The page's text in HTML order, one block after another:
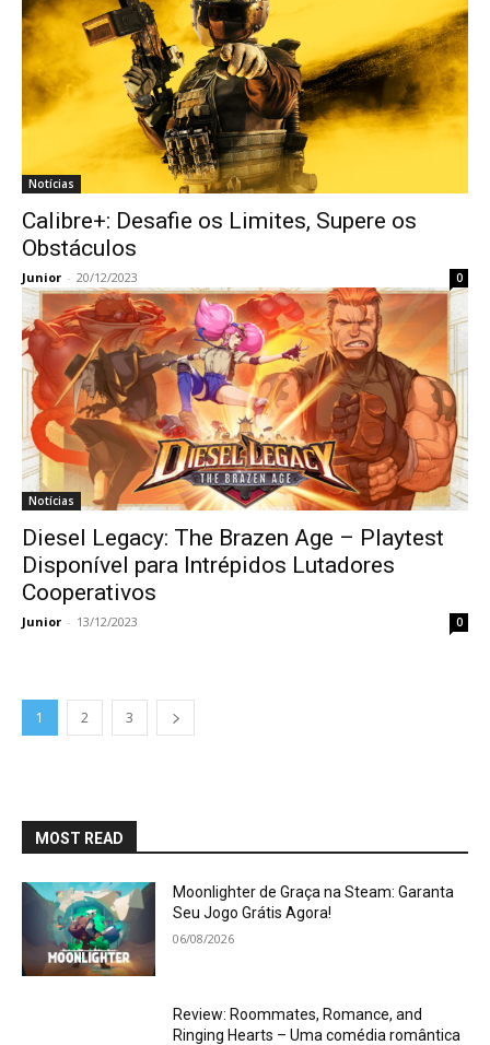
Notícias
Calibre+: Desafie os Limites, Supere os
Obstáculos
Junior - 20/12/2023 0
Notícias
Diesel Legacy: The Brazen Age – Playtest
Disponível para Intrépidos Lutadores
Cooperativos
Junior - 13/12/2023 0
1 2 3
MOST READ
Moonlighter de Graça na Steam: Garanta
Seu Jogo Grátis Agora!
06/08/2026
Review: Roommates, Romance, and
Ringing Hearts – Uma comédia romântica